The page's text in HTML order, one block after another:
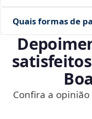
Quais formas de
Confira a